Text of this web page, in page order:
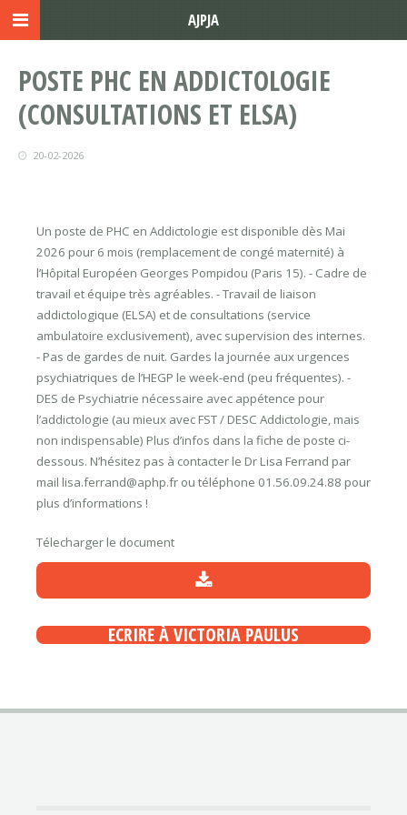
POSTE PHC EN ADDICTOLOGIE
(CONSULTATIONS ET ELSA)
20-02-2026
Un poste de PHC en Addictologie est disponible dès Mai
2026 pour 6 mois (remplacement de congé maternité) à
l’Hôpital Européen Georges Pompidou (Paris 15). - Cadre de
travail et équipe très agréables. - Travail de liaison
addictologique (ELSA) et de consultations (service
ambulatoire exclusivement), avec supervision des internes.
- Pas de gardes de nuit. Gardes la journée aux urgences
psychiatriques de l’HEGP le week-end (peu fréquentes). -
DES de Psychiatrie nécessaire avec appétence pour
l’addictologie (au mieux avec FST / DESC Addictologie, mais
non indispensable) Plus d’infos dans la fiche de poste ci-
dessous. N’hésitez pas à contacter le Dr Lisa Ferrand par
mail lisa.ferrand@aphp.fr ou téléphone 01.56.09.24.88 pour
plus d’informations !
Télecharger le document
ECRIRE À VICTORIA PAULUS
AJPJA